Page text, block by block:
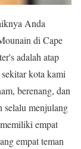
Anda
di Cape
adalah atap
kota kami
berenang, dan
selalu menjulang
empat
empat teman